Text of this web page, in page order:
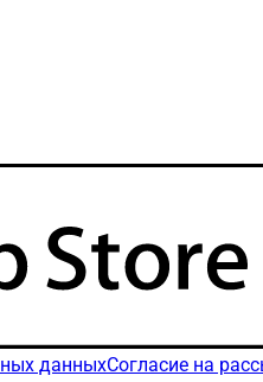
данныхСогласие на